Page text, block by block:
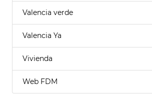
Valencia verde
Valencia Ya
Vivienda
Web FDM